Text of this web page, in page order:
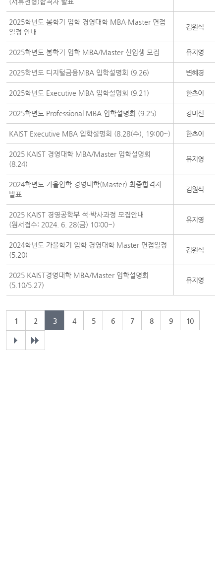
2025학년도 봄학기 입학 경영대학 MBA·Master 면접
일정 안내
김원식
2025학년도 봄학기 입학 MBA/Master 신입생 모집 유지영
2025학년도 디지털금융MBA 입학설명회 (9.26) 변혜경
2025학년도 Executive MBA 입학설명회 (9.21) 한초이
2025학년도 Professional MBA 입학설명회 (9.25) 강미선
KAIST Executive MBA 입학설명회 (8.28(수), 19:00~) 한초이
2025 KAIST 경영대학 MBA/Master 입학설명회
(8.24)
유지영
2024학년도 가을입학 경영대학(Master) 최종합격자
발표
김원식
2025 KAIST 경영공학부 석·박사과정 모집안내
(원서접수: 2024. 6. 28(금) 10:00~)
유지영
2024학년도 가을학기 입학 경영대학 Master 면접일정
(5.20)
김원식
2025 KAIST경영대학 MBA/Master 입학설명회
(5.10/5.27)
유지영
1 2 3 4 5 6 7 8 9 10